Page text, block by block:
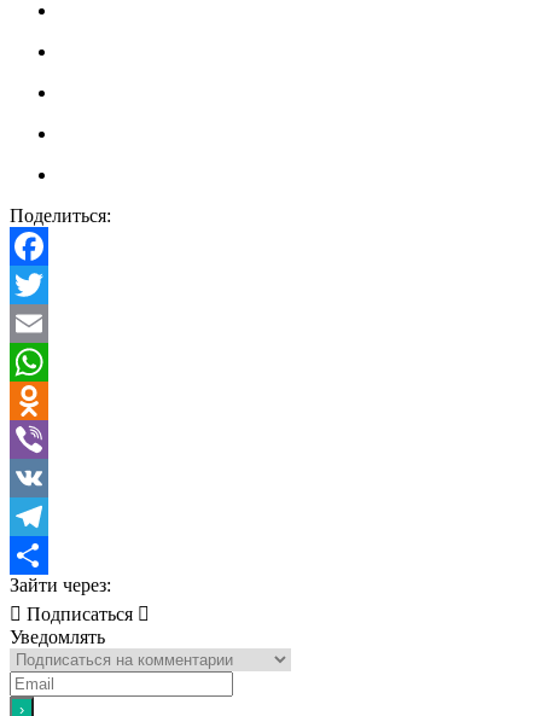
Поделиться:
Facebook
Twitter
Email
WhatsApp
Odnoklassniki
Viber
VK
Telegram
Отправить
Зайти через:
Подписаться
Уведомлять